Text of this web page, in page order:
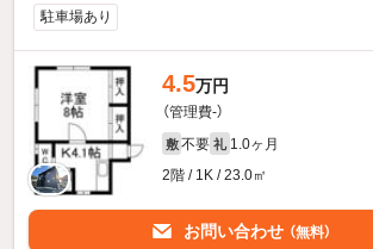
駐車場あり
4.5万円
（管理費-）
敷 不要 礼 1.0ヶ月
2階 / 1K / 23.0㎡
お問い合わせ （無料）